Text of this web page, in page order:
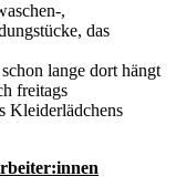
,
das
lange dort hängt
freitags
Kleiderlädchens